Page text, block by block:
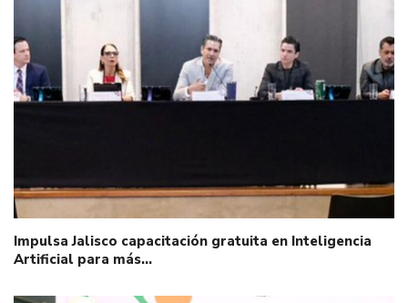
Impulsa Jalisco capacitación gratuita en Inteligencia
Artificial para más…